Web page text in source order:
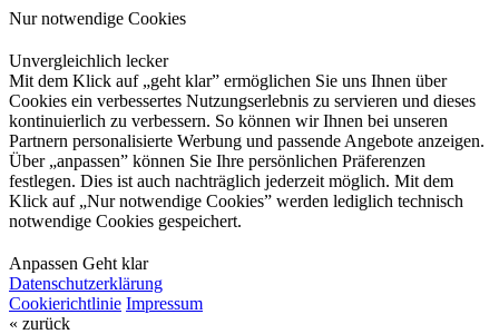
Nur notwendige Cookies
Unvergleichlich lecker
Mit dem Klick auf „geht klar” ermöglichen Sie uns Ihnen über
Cookies ein verbessertes Nutzungserlebnis zu servieren und dieses
kontinuierlich zu verbessern. So können wir Ihnen bei unseren
Partnern personalisierte Werbung und passende Angebote anzeigen.
Über „anpassen” können Sie Ihre persönlichen Präferenzen
festlegen. Dies ist auch nachträglich jederzeit möglich. Mit dem
Klick auf „Nur notwendige Cookies” werden lediglich technisch
notwendige Cookies gespeichert.
Anpassen Geht klar
Datenschutzerklärung
Cookierichtlinie Impressum
« zurück